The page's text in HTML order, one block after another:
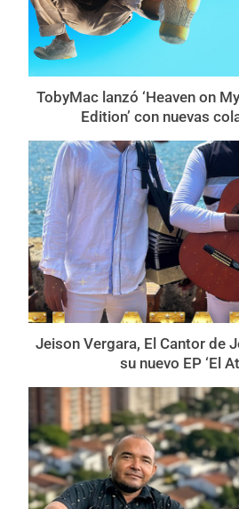
TobyMac lanzó ‘Heaven on
Edition’ con nuevas
Jeison Vergara, El Cantor de
su nuevo EP ‘El